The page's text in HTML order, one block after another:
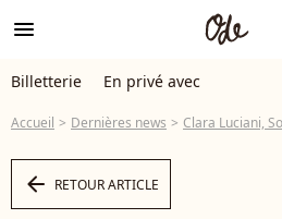
menu
Billetterie En privé avec
Accueil Dernières news Clara Luciani, Soko,
arrow_left RETOUR ARTICLE